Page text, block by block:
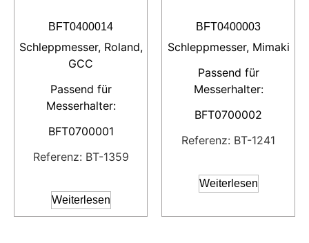
BFT0400014
Schleppmesser, Roland,
GCC
Passend für
Messerhalter:
BFT0700001
Referenz: BT-1359
Weiterlesen
BFT0400003
Schleppmesser, Mimaki
Passend für
Messerhalter:
BFT0700002
Referenz: BT-1241
Weiterlesen